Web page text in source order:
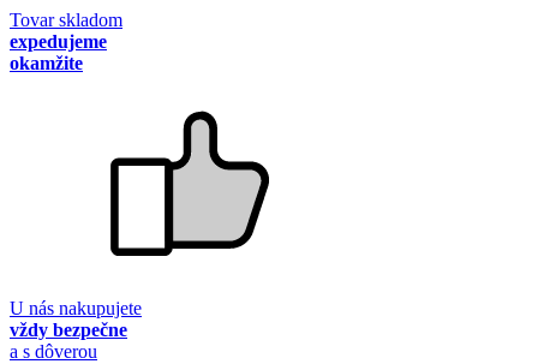
Tovar skladom
expedujeme
okamžite
U nás nakupujete
vždy bezpečne
a s dôverou